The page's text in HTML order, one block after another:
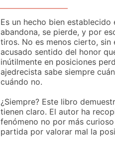
Es un hecho bien
abandona, se pierde, y por
tiros. No es menos cierto, sin
acusado sentido del honor
inútilmente en posiciones
ajedrecista sabe siempre
cuándo no.
¿Siempre? Este libro
tienen claro. El autor ha
fenómeno no por más
partida por valorar mal la